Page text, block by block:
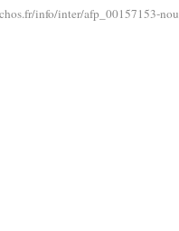
info/inter/afp_00157153-